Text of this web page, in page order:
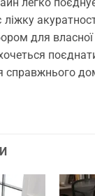
ліжку
для власної
справжнього